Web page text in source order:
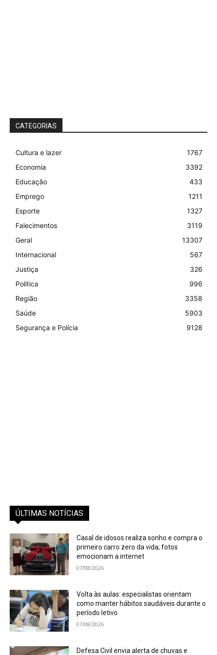
CATEGORIAS
Cultura e lazer
1767
Economia
3392
Educação
433
Emprego
1211
Esporte
1327
Falecimentos
3119
Geral
13307
Internacional
567
Justiça
326
Política
996
Região
3358
Saúde
5903
Segurança e Polícia
9128
ÚLTIMAS NOTÍCIAS
Casal de idosos realiza sonho e compra o
primeiro carro zero da vida; fotos
emocionam a internet
07/08/2026
Volta às aulas: especialistas orientam
como manter hábitos saudáveis durante o
período letivo
07/08/2026
Defesa Civil envia alerta de chuvas e